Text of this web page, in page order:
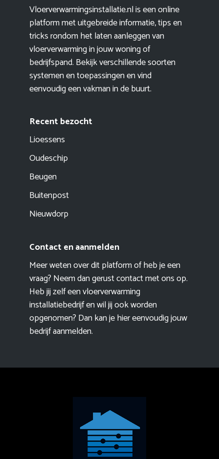
Vloerverwarmingsinstallatie.nl is een online
platform met uitgebreide informatie, tips en
tricks rondom het laten aanleggen van
vloerverwarming in jouw woning of
bedrijfspand. Bekijk verschillende soorten
systemen en toepassingen en vind
eenvoudig een vakman in de buurt.
Recent bezocht
Lioessens
Oudeschip
Beugen
Buitenpost
Nieuwdorp
Contact en aanmelden
Meer weten over dit platform of heb je een
vraag? Neem dan gerust contact met ons op.
Heb jij zelf een vloerverwarming
installatiebedrijf en wil jij ook worden
opgenomen? Dan kan je hier eenvoudigjouw
bedrijf aanmelden.